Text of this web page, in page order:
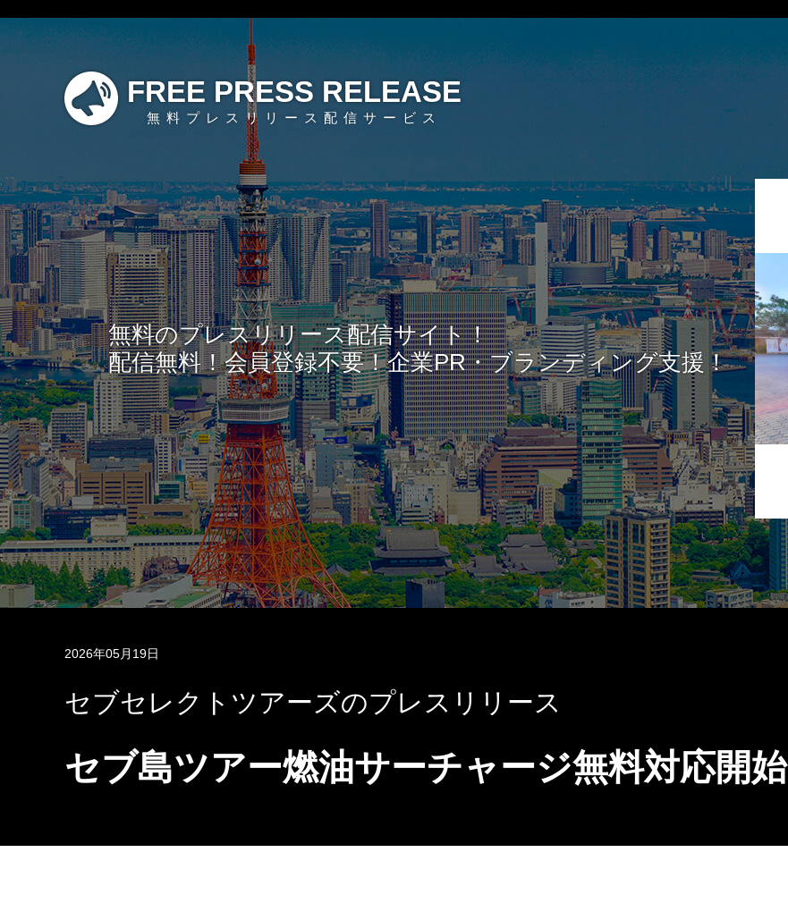
FREE PRESS RELEASE
無料プレスリリース配信サービス
無料のプレスリリース配信サイト！
配信無料！会員登録不要！企業PR・ブランディング支援！
2026年05月19日
セブセレクトツアーズのプレスリリース
セブ島ツアー燃油サーチャージ無料対応開始